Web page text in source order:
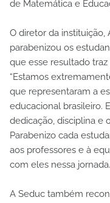
de Matemática e
O diretor da instituição,
parabenizou os
que esse resultado
“Estamos
que representaram a
educacional brasileiro.
dedicação, disciplina e
Parabenizo cada
aos professores e à
com eles nessa
A Seduc também